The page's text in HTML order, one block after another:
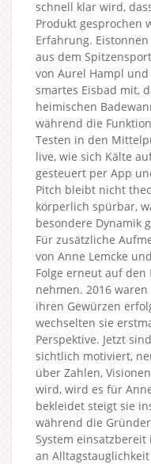
schnell klar wird,
Produkt gesprochen
Erfahrung.
aus dem
von Aurel Hampl
smartes Eisbad mit,
heimischen
während die
Testen in den
live, wie sich Kälte
gesteuert per App
Pitch bleibt nicht
körperlich spürbar,
besondere Dynamik
Für zusätzliche
von Anne Lemcke
Folge erneut auf
nehmen. 2016
ihren Gewürzen
wechselten sie
Perspektive. Jetzt
sichtlich motiviert,
über Zahlen,
wird, wird es für
bekleidet steigt sie
während die
System
an